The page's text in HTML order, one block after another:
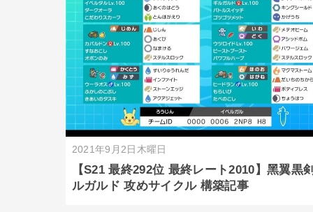
2021年9月2日木曜日
【S21 最終292位 最終レート2010】黑翼黒
ルガルド 攻めサイクル 構築記事